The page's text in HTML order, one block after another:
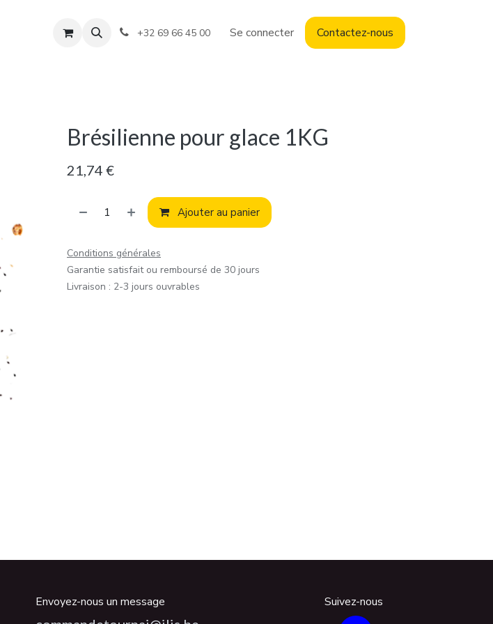
+32 69 66 45 00 Se connecter Contactez-nous
Brésilienne pour glace 1KG
21,74 €
Ajouter au panier
Conditions générales
Garantie satisfait ou remboursé de 30 jours
Livraison : 2-3 jours ouvrables
Envoyez-nous un message Suivez-nous